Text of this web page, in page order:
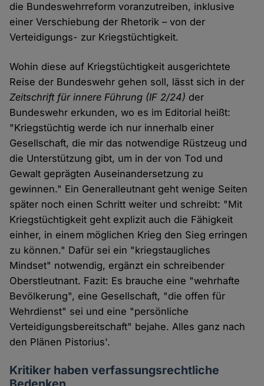
die Bundeswehrreform voranzutreiben, inklusive
einer Verschiebung der Rhetorik – von der
Verteidigungs- zur Kriegstüchtigkeit.
Wohin diese auf Kriegstüchtigkeit ausgerichtete
Reise der Bundeswehr gehen soll, lässt sich in der
Zeitschrift für innere Führung (IF 2/24) der
Bundeswehr erkunden, wo es im Editorial heißt:
"Kriegstüchtig werde ich nur innerhalb einer
Gesellschaft, die mir das notwendige Rüstzeug und
die Unterstützung gibt, um in der von Tod und
Gewalt geprägten Auseinandersetzung zu
gewinnen." Ein Generalleutnant geht wenige Seiten
später noch einen Schritt weiter und schreibt: "Mit
Kriegstüchtigkeit geht explizit auch die Fähigkeit
einher, in einem möglichen Krieg den Sieg erringen
zu können." Dafür sei ein "kriegstaugliches
Mindset" notwendig, ergänzt ein schreibender
Oberstleutnant. Fazit: Es brauche eine "wehrhafte
Bevölkerung", eine Gesellschaft, "die offen für
Wehrdienst" sei und eine "persönliche
Verteidigungsbereitschaft" bejahe. Alles ganz nach
den Plänen Pistorius'.
Kritiker haben verfassungsrechtliche